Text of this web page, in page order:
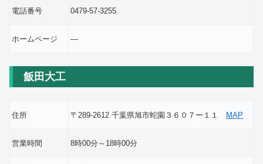
電話番号 0479-57-3255
ホームページ ―
飯田大工
住所 〒289-2612 千葉県旭市蛇園３６０７ー１１ MAP
営業時間 8時00分～18時00分